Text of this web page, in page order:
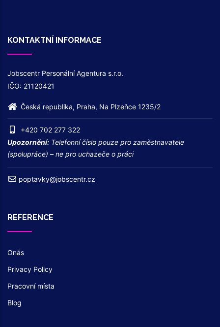
KONTAKTNÍ INFORMACE
Jobscentr Personální Agentura s.r.o.
IČO: 21120421
Česká republika, Praha, Na Plzeňce 1235/2
+420 702 277 322
Upozornění: Telefonní číslo pouze pro zaměstnavatele
(spolupráce) – ne pro uchazeče o práci
poptavky@jobscentr.cz
REFERENCE
Onás
Privacy Policy
Pracovní místa
Blog